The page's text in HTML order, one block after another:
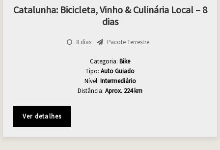
Catalunha: Bicicleta, Vinho & Culinária Local – 8
dias
8 dias Pacote Terrestre
Categoria: Bike
Tipo: Auto Guiado
Nível: Intermediário
Distância: Aprox. 224 km
Ver detalhes